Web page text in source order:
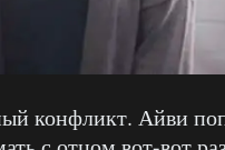
конфликт. Айви